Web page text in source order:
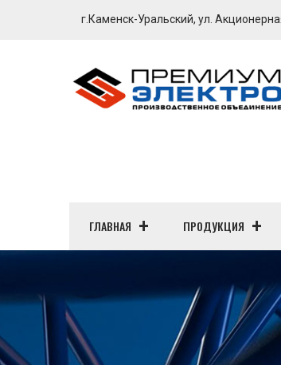
г.Каменск-Уральский, ул.
ГЛАВНАЯ ПРОДУКЦИЯ